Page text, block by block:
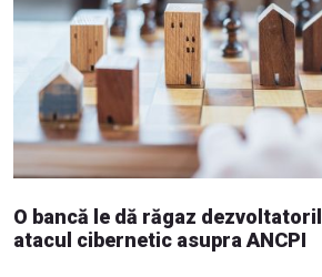
O bancă le dă răgaz
atacul cibernetic asupra ANCPI